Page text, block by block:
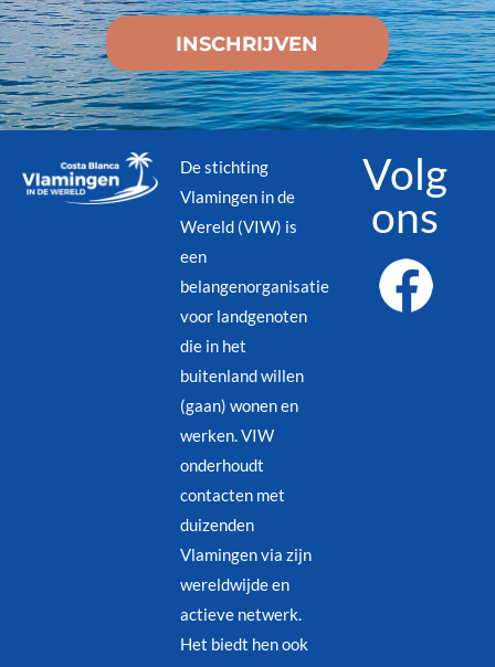
De stichting
Vlamingen in de
Wereld (VIW) is
een
belangenorganisatie
voor landgenoten
die in het
buitenland willen
(gaan) wonen en
werken. VIW
onderhoudt
contacten met
duizenden
Vlamingen via zijn
wereldwijde en
actieve netwerk.
Het biedt hen ook
Volg
ons